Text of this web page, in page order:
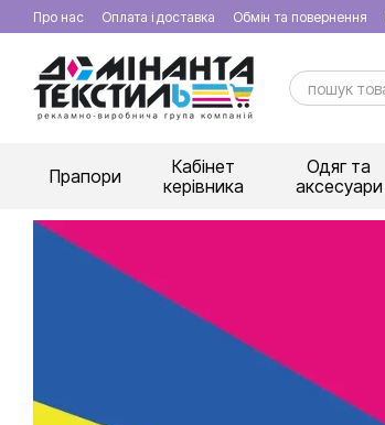
Перейти к основному контенту
Про нас Оплата і доставка Обмін та повернення
Прапори
Кабінет
керівника
Одяг та
аксесуари